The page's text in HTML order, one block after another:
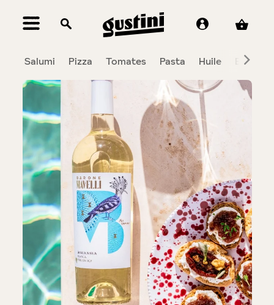
principal
Salumi Pizza Tomates Pasta Huile